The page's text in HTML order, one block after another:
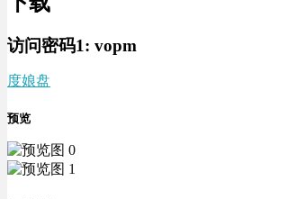
访问密码1: vopm
度娘盘
预览